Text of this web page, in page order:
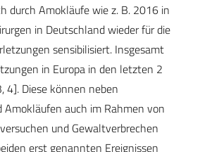
durch Amokläufe wie z. B. 2016 in
in Deutschland wieder für die
sensibilisiert. Insgesamt
in Europa in den letzten 2
4]. Diese können neben
Amokläufen auch im Rahmen von
und Gewaltverbrechen
erst genannten Ereignissen